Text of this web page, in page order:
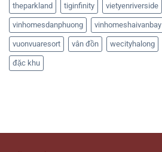
theparkland tiginfinity vietyenriverside
vinhomesdanphuong vinhomeshaivanbay
vuonvuaresort vân đồn wecityhalong
đặc khu